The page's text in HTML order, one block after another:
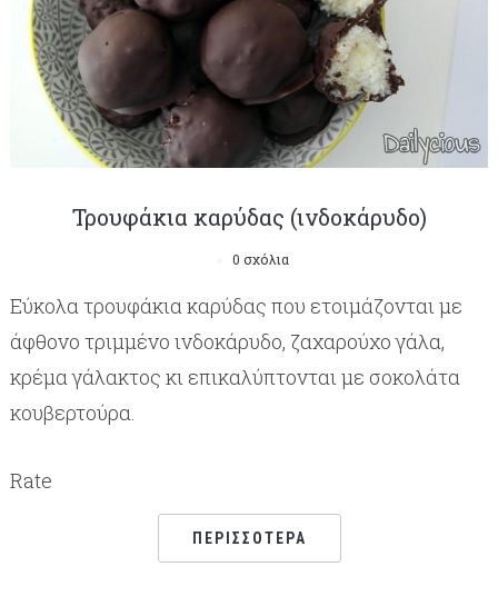
Τρουφάκια καρύδας (ινδοκάρυδο)
0 σχόλια
Εύκολα τρουφάκια καρύδας που ετοιμάζονται με
άφθονο τριμμένο ινδοκάρυδο, ζαχαρούχο γάλα,
κρέμα γάλακτος κι επικαλύπτονται με σοκολάτα
κουβερτούρα.
Rate
ΠΕΡΙΣΣΌΤΕΡΑ